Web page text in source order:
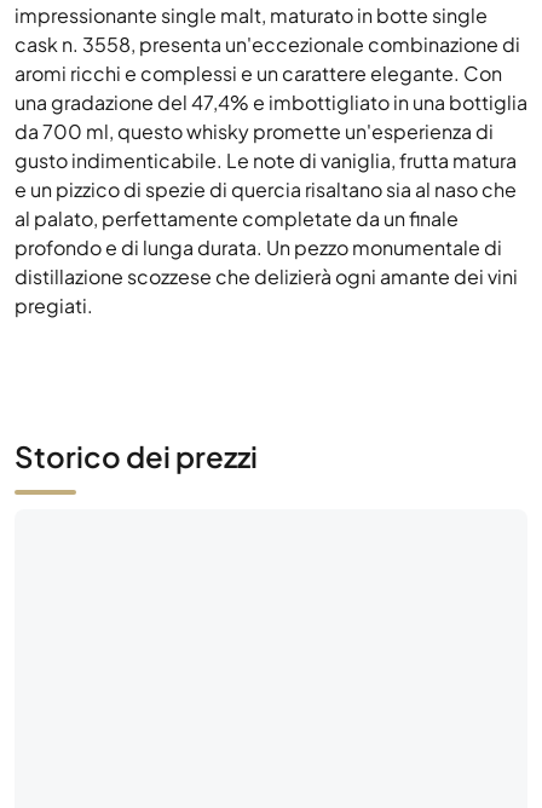
impressionante single malt, maturato in botte single
cask n. 3558, presenta un'eccezionale combinazione di
aromi ricchi e complessi e un carattere elegante. Con
una gradazione del 47,4% e imbottigliato in una bottiglia
da 700 ml, questo whisky promette un'esperienza di
gusto indimenticabile. Le note di vaniglia, frutta matura
e un pizzico di spezie di quercia risaltano sia al naso che
al palato, perfettamente completate da un finale
profondo e di lunga durata. Un pezzo monumentale di
distillazione scozzese che delizierà ogni amante dei vini
pregiati.
Storico dei prezzi